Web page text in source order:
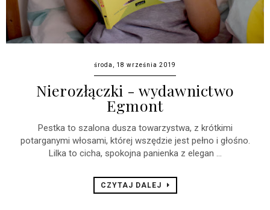
środa, 18 września 2019
Nierozłączki - wydawnictwo
Egmont
Pestka to szalona dusza towarzystwa, z krótkimi
potarganymi włosami, której wszędzie jest pełno i głośno.
Lilka to cicha, spokojna panienka z elegan ...
CZYTAJ DALEJ